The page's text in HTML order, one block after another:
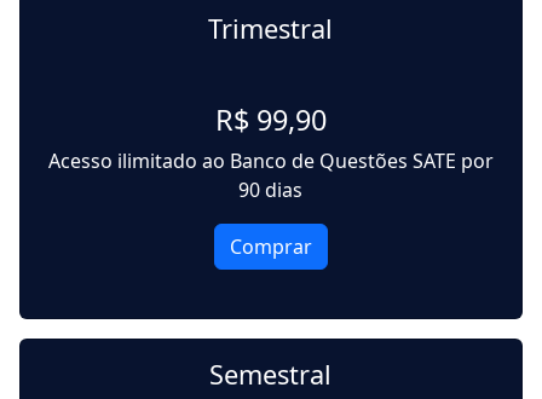
Trimestral
R$ 99,90
Acesso ilimitado ao Banco de Questões SATE por
90 dias
Comprar
Semestral